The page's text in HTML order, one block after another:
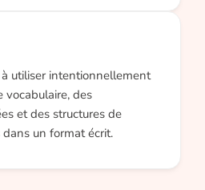
utiliser intentionnellement
vocabulaire, des
et des structures de
un format écrit.